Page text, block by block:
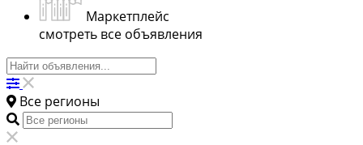
Маркетплейс
смотреть все объявления
Все регионы